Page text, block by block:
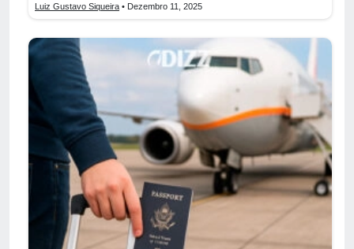
Luiz Gustavo Siqueira • Dezembro 11, 2025